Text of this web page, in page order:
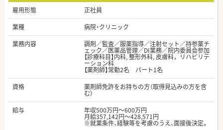
雇用形態
正社員
業種
病院・クリニック
業務内容
調剤／監査／服薬指導／注射セット／持参薬チ
ェック／医薬品管理／DI業務／院内委員会参加
【診療科目】内科, 整形外科, 皮膚科，リハビリテ
ーション科
【薬剤師】常勤2名 パート1名
資格
薬剤師免許をお持ちの方（取得見込みの方を含
む）
給与
年収500万円～600万円
月給357,142円～428,571円
※就業条件、経験等を考慮のうえ、面接後決定。